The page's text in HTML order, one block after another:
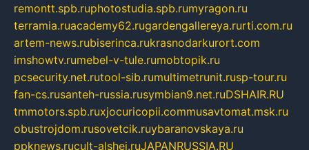
remontt.spb.ruphotostudia.spb.rumyragon.ru
terramia.ruacademy62.rugardengallereya.rurti.com.ru
artem-news.rubiserinca.rukrasnodarkurort.com
imshowtv.rumebel-v-tule.rumobtopik.ru
pcsecurity.net.rutool-sib.rumultimetrunit.rusp-tour.ru
fan-cs.rusanteh-russia.rusymbian9.net.ruDSHAIR.RU
tmmotors.spb.ruxjocuricopii.commusavtomat.msk.ru
obustrojdom.rusovetcik.ruybaranovskaya.ru
ppknews.rucult-alshei.ruJAPANRUSSIA.RU